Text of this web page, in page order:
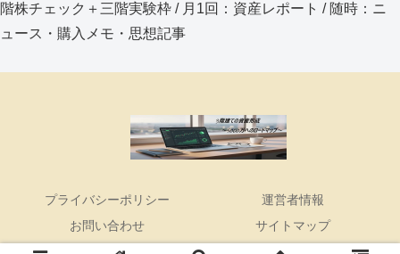
階株チェック＋三階実験枠 / 月1回：資産レポート / 随時：ニ
ュース・購入メモ・思想記事
プライバシーポリシー
運営者情報
お問い合わせ
サイトマップ